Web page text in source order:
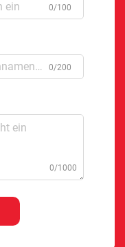
0/100
0/200
0/1000